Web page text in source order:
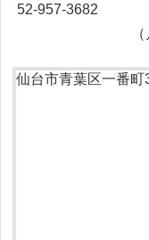
52-957-3682
（月～金
仙台市青葉区一番